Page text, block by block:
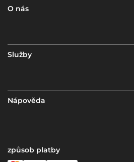
O nás
Služby
Nápověda
způsob platby